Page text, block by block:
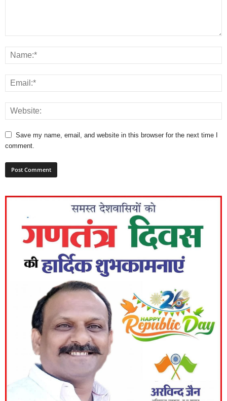
Save my name, email, and website in this browser for the next time I
comment.